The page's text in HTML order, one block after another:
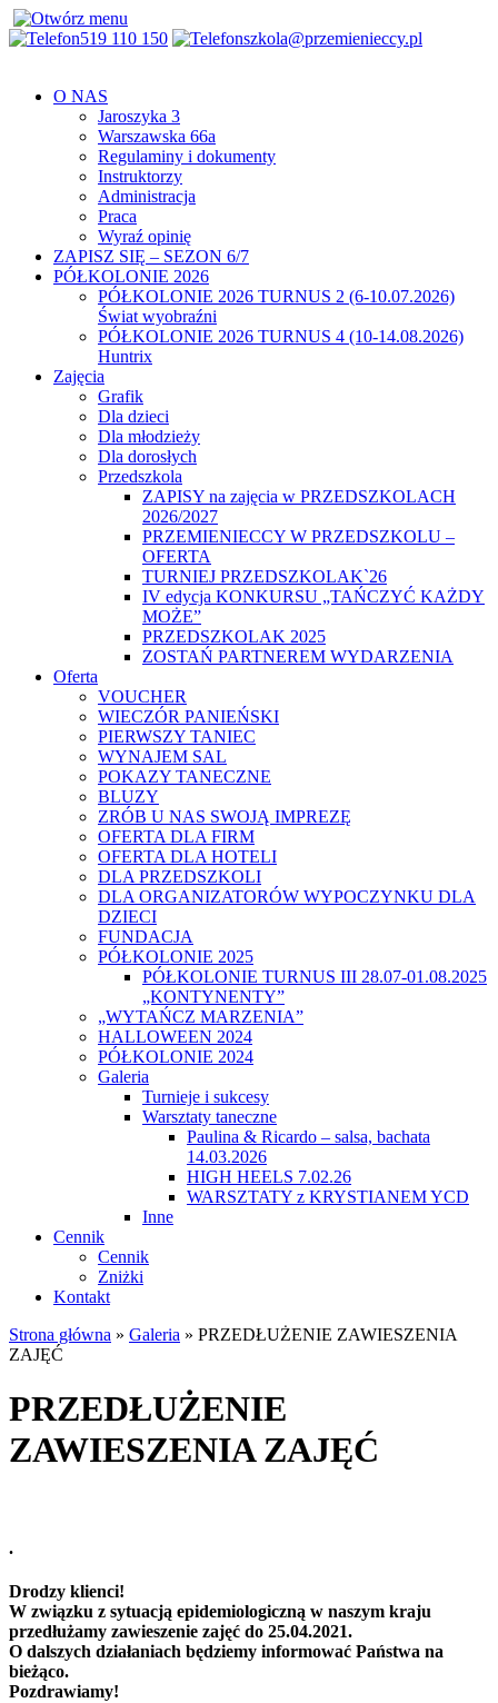
519 110 150 szkola@przemienieccy.pl
O NAS
Jaroszyka 3
Warszawska 66a
Regulaminy i dokumenty
Instruktorzy
Administracja
Praca
Wyraź opinię
ZAPISZ SIĘ – SEZON 6/7
PÓŁKOLONIE 2026
PÓŁKOLONIE 2026 TURNUS 2 (6-10.07.2026)
Świat wyobraźni
PÓŁKOLONIE 2026 TURNUS 4 (10-14.08.2026)
Huntrix
Zajęcia
Grafik
Dla dzieci
Dla młodzieży
Dla dorosłych
Przedszkola
ZAPISY na zajęcia w PRZEDSZKOLACH
2026/2027
PRZEMIENIECCY W PRZEDSZKOLU –
OFERTA
TURNIEJ PRZEDSZKOLAK`26
IV edycja KONKURSU „TAŃCZYĆ KAŻDY
MOŻE”
PRZEDSZKOLAK 2025
ZOSTAŃ PARTNEREM WYDARZENIA
Oferta
VOUCHER
WIECZÓR PANIEŃSKI
PIERWSZY TANIEC
WYNAJEM SAL
POKAZY TANECZNE
BLUZY
ZRÓB U NAS SWOJĄ IMPREZĘ
OFERTA DLA FIRM
OFERTA DLA HOTELI
DLA PRZEDSZKOLI
DLA ORGANIZATORÓW WYPOCZYNKU DLA
DZIECI
FUNDACJA
PÓŁKOLONIE 2025
PÓŁKOLONIE TURNUS III 28.07-01.08.2025
„KONTYNENTY”
„WYTAŃCZ MARZENIA”
HALLOWEEN 2024
PÓŁKOLONIE 2024
Galeria
Turnieje i sukcesy
Warsztaty taneczne
Paulina & Ricardo – salsa, bachata
14.03.2026
HIGH HEELS 7.02.26
WARSZTATY z KRYSTIANEM YCD
Inne
Cennik
Cennik
Zniżki
Kontakt
Strona główna » Galeria » PRZEDŁUŻENIE ZAWIESZENIA
ZAJĘĆ
PRZEDŁUŻENIE
ZAWIESZENIA ZAJĘĆ
.
Drodzy klienci!
W związku z sytuacją epidemiologiczną w naszym kraju
przedłużamy zawieszenie zajęć do 25.04.2021.
O dalszych działaniach będziemy informować Państwa na
bieżąco.
Pozdrawiamy!